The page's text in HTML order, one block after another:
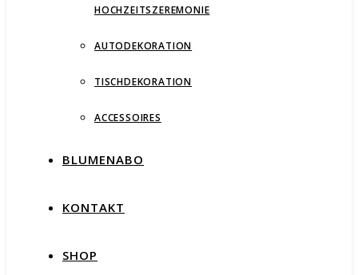
HOCHZEITSZEREMONIE
AUTODEKORATION
TISCHDEKORATION
ACCESSOIRES
BLUMENABO
KONTAKT
SHOP